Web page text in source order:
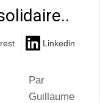
Linkedin
Par
Guillaume